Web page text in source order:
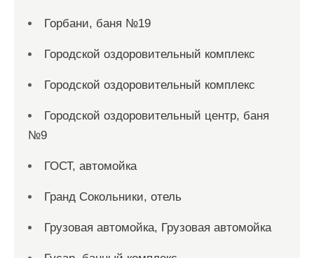
Горбани, баня №19
Городской оздоровительный комплекс
Городской оздоровительный комплекс
Городской оздоровительный центр, баня
№9
ГОСТ, автомойка
Гранд Сокольники, отель
Грузовая автомойка, Грузовая автомойка